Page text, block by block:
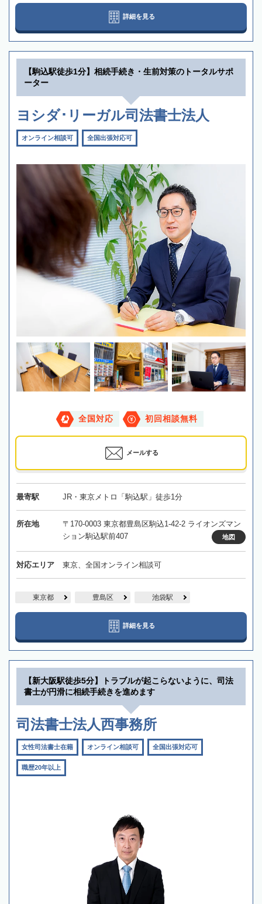
詳細を見る
【駒込駅徒歩1分】相続手続き・生前対策のトータルサポ
ーター
ヨシダ･リーガル司法書士法人
オンライン相談可 全国出張対応可
全国対応 初回相談無料
メールする
最寄駅 JR・東京メトロ「駒込駅」徒歩1分
所在地
〒170-0003 東京都豊島区駒込1-42-2 ライオンズマン
ション駒込駅前407
地図
対応エリア 東京、全国オンライン相談可
東京都 豊島区 池袋駅
詳細を見る
【新大阪駅徒歩5分】トラブルが起こらないように、司法
書士が円滑に相続手続きを進めます
司法書士法人西事務所
女性司法書士在籍 オンライン相談可 全国出張対応可
職歴20年以上